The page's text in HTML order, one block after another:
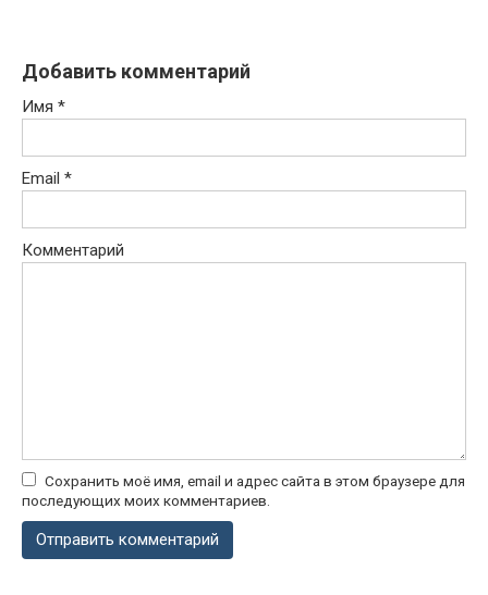
Добавить комментарий
Имя *
Email *
Комментарий
Сохранить моё имя, email и адрес сайта в этом браузере для
последующих моих комментариев.